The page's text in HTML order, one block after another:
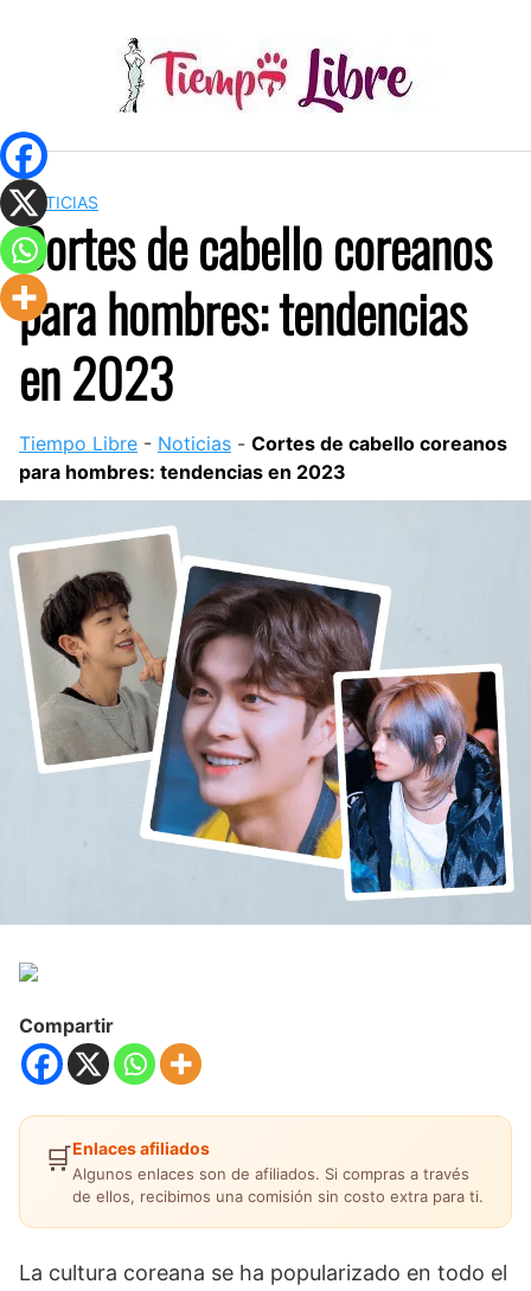
NOTICIAS
Cortes de cabello coreanos
para hombres: tendencias
en 2023
Tiempo Libre - Noticias - Cortes de cabello coreanos
para hombres: tendencias en 2023
Compartir
🛒Enlaces afiliados
Algunos enlaces son de afiliados. Si compras a través
de ellos, recibimos una comisión sin costo extra para ti.
La cultura coreana se ha popularizado en todo el